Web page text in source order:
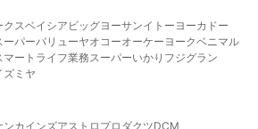
クスベイシア ビッグヨーサンイトーヨーカドー
ーパーバリューヤオコーオーケー ヨークベニマル
マート ライフ業務スーパーいかり フジグラン
ズミヤ
ンカインズアストロプロダクツDCM